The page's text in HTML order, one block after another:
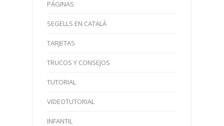
PÁGINAS
SEGELLS EN CATALÀ
TARJETAS
TRUCOS Y CONSEJOS
TUTORIAL
VIDEOTUTORIAL
INFANTIL